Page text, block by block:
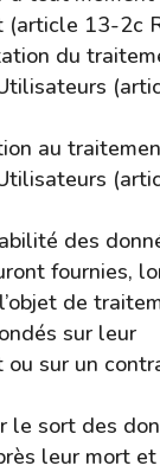
(article 13-2c
du
au
des
fournies,
de
sur leur
ou sur un
le sort des
leur mort